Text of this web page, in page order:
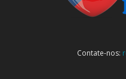
Contate-nos: